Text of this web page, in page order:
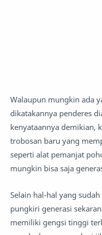
Walaupun mungkin ada
dikatakannya penderes
kenyataannya demikian,
trobosan baru yang
seperti alat pemanjat
mungkin bisa saja
Selain hal-hal yang
pungkiri generasi
memiliki gengsi tinggi